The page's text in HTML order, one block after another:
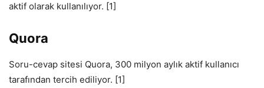
aktif olarak kullanılıyor. [1]
Quora
Soru-cevap sitesi Quora, 300 milyon aylık aktif kullanıcı
tarafından tercih ediliyor. [1]